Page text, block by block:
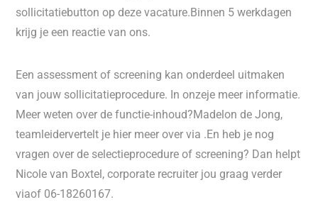
sollicitatiebutton op deze vacature.Binnen 5 werkdagen
krijg je een reactie van ons.
Een assessment of screening kan onderdeel uitmaken
van jouw sollicitatieprocedure. In onzeje meer informatie.
Meer weten over de functie-inhoud?Madelon de Jong,
teamleidervertelt je hier meer over via .En heb je nog
vragen over de selectieprocedure of screening? Dan helpt
Nicole van Boxtel, corporate recruiter jou graag verder
viaof 06-18260167.